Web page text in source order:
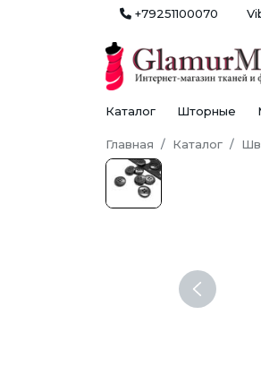
+79251100070
Каталог Шторные
Главная Каталог
Previous